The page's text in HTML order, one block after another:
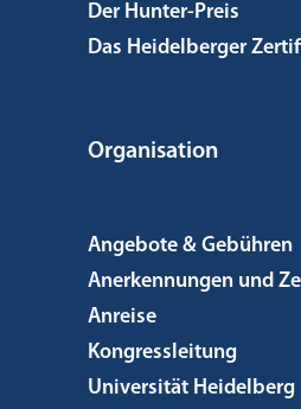
Der Hunter-Preis
Das Heidelberger
Organisation
Angebote & Gebühren
Anerkennungen und
Anreise
Kongressleitung
Universität Heidelberg